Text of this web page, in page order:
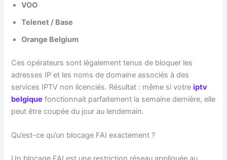
VOO
Telenet / Base
Orange Belgium
Ces opérateurs sont légalement tenus de bloquer les
adresses IP et les noms de domaine associés à des
services IPTV non licenciés. Résultat : même si votreiptv
belgique fonctionnait parfaitement la semaine dernière, elle
peut être coupée du jour au lendemain.
Qu’est-ce qu’un blocage FAI exactement ?